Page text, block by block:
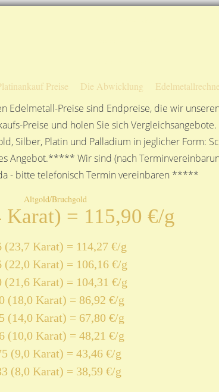
Preise Die Abwicklung
Edelmetall-Preise sind Endpreise, die wir
Preise und holen Sie sich
Silber, Platin und Palladium in jeglicher Form:
Angebot.***** Wir sind (nach
- bitte telefonisch Termin vereinbaren *****
Altgold/Bruchgold
Karat) = 115,90 €/g
(23,7 Karat) = 114,27 €/g
(22,0 Karat) = 106,16 €/g
(21,6 Karat) = 104,31 €/g
(18,0 Karat) = 86,92 €/g
(14,0 Karat) = 67,80 €/g
(10,0 Karat) = 48,21 €/g
(9,0 Karat) = 43,46 €/g
(8,0 Karat) = 38,59 €/g